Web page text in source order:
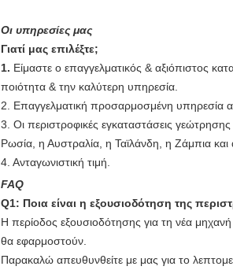
Οι υπηρεσίες μας
Γιατί μας επιλέξτε;
1. Είμαστε ο επαγγελματικός & αξιόπιστος
ποιότητα & την καλύτερη υπηρεσία.
2. Επαγγελματική προσαρμοσμένη υπηρεσία
3. Οι περιστροφικές εγκαταστάσεις
Ρωσία, η Αυστραλία, η Ταϊλάνδη, η Ζάμπια και
4. Ανταγωνιστική τιμή.
FAQ
Q1: Ποια είναι η εξουσιοδότηση της
Η περίοδος εξουσιοδότησης για τη νέα
θα εφαρμοστούν.
Παρακαλώ απευθυνθείτε με μας για το